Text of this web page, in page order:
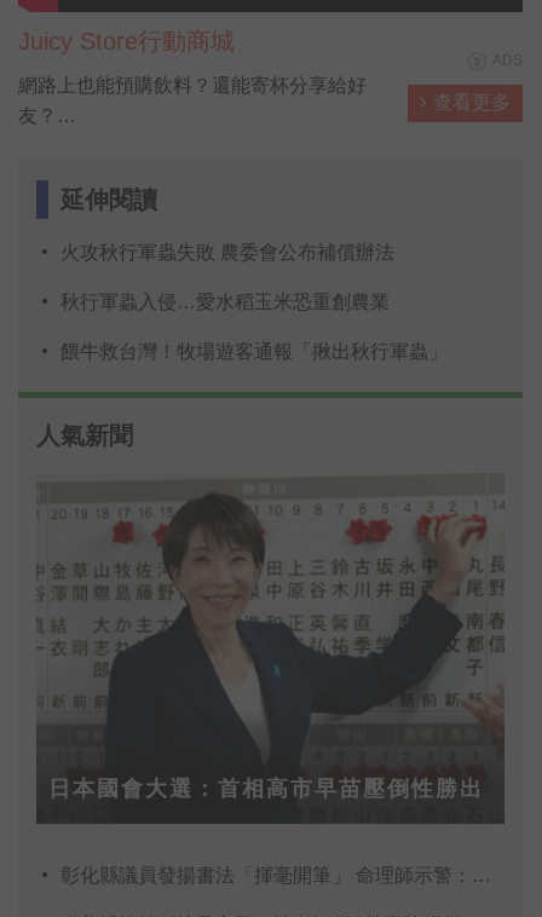
Juicy Store行動商城
網路上也能預購飲料？還能寄杯分享給好
友？
炎炎夏日，街道上幾乎可見人人手上拿一杯
手搖飲料，根據資料顯示，台灣人1年就喝
勵手搖飲料業者，能將台灣在地水果納入原
料之一，促進水果消費及加值運用，今（9
以國產香蕉、紅龍果為主要原料開發新飲
品，分兩階段
查看更多
延伸閱讀
火攻秋行軍蟲失敗 農委會公布補償辦法
秋行軍蟲入侵…愛水稻玉米恐重創農業
餵牛救台灣！牧場遊客通報「揪出秋行軍蟲」
人氣新聞
日本國會大選：首相高市早苗壓倒性勝出
彰化縣議員發揚書法「揮毫開筆」 命理師示警：不